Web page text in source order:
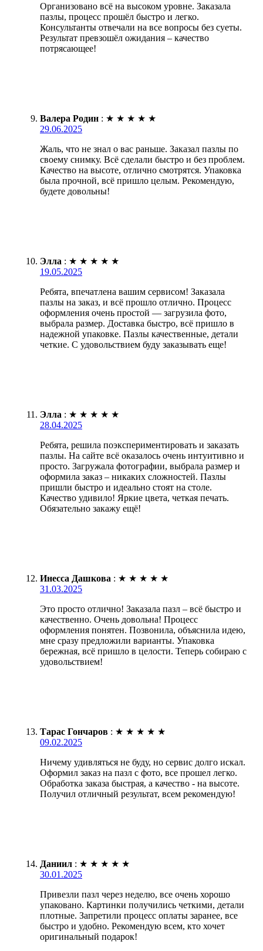
Организовано всё на высоком уровне. Заказала
пазлы, процесс прошёл быстро и легко.
Консультанты отвечали на все вопросы без суеты.
Результат превзошёл ожидания – качество
потрясающее!
Валера Родин : ★ ★ ★ ★ ★
29.06.2025
Жаль, что не знал о вас раньше. Заказал пазлы по
своему снимку. Всё сделали быстро и без проблем.
Качество на высоте, отлично смотрятся. Упаковка
была прочной, всё пришло целым. Рекомендую,
будете довольны!
Элла : ★ ★ ★ ★ ★
19.05.2025
Ребята, впечатлена вашим сервисом! Заказала
пазлы на заказ, и всё прошло отлично. Процесс
оформления очень простой — загрузила фото,
выбрала размер. Доставка быстро, всё пришло в
надежной упаковке. Пазлы качественные, детали
четкие. С удовольствием буду заказывать еще!
Элла : ★ ★ ★ ★ ★
28.04.2025
Ребята, решила поэкспериментировать и заказать
пазлы. На сайте всё оказалось очень интуитивно и
просто. Загружала фотографии, выбрала размер и
оформила заказ – никаких сложностей. Пазлы
пришли быстро и идеально стоят на столе.
Качество удивило! Яркие цвета, четкая печать.
Обязательно закажу ещё!
Инесса Дашкова : ★ ★ ★ ★ ★
31.03.2025
Это просто отлично! Заказала пазл – всё быстро и
качественно. Очень довольна! Процесс
оформления понятен. Позвонила, объяснила идею,
мне сразу предложили варианты. Упаковка
бережная, всё пришло в целости. Теперь собираю с
удовольствием!
Тарас Гончаров : ★ ★ ★ ★ ★
09.02.2025
Ничему удивляться не буду, но сервис долго искал.
Оформил заказ на пазл с фото, все прошел легко.
Обработка заказа быстрая, а качество - на высоте.
Получил отличный результат, всем рекомендую!
Даниил : ★ ★ ★ ★ ★
30.01.2025
Привезли пазл через неделю, все очень хорошо
упаковано. Картинки получились четкими, детали
плотные. Запретили процесс оплаты заранее, все
быстро и удобно. Рекомендую всем, кто хочет
оригинальный подарок!